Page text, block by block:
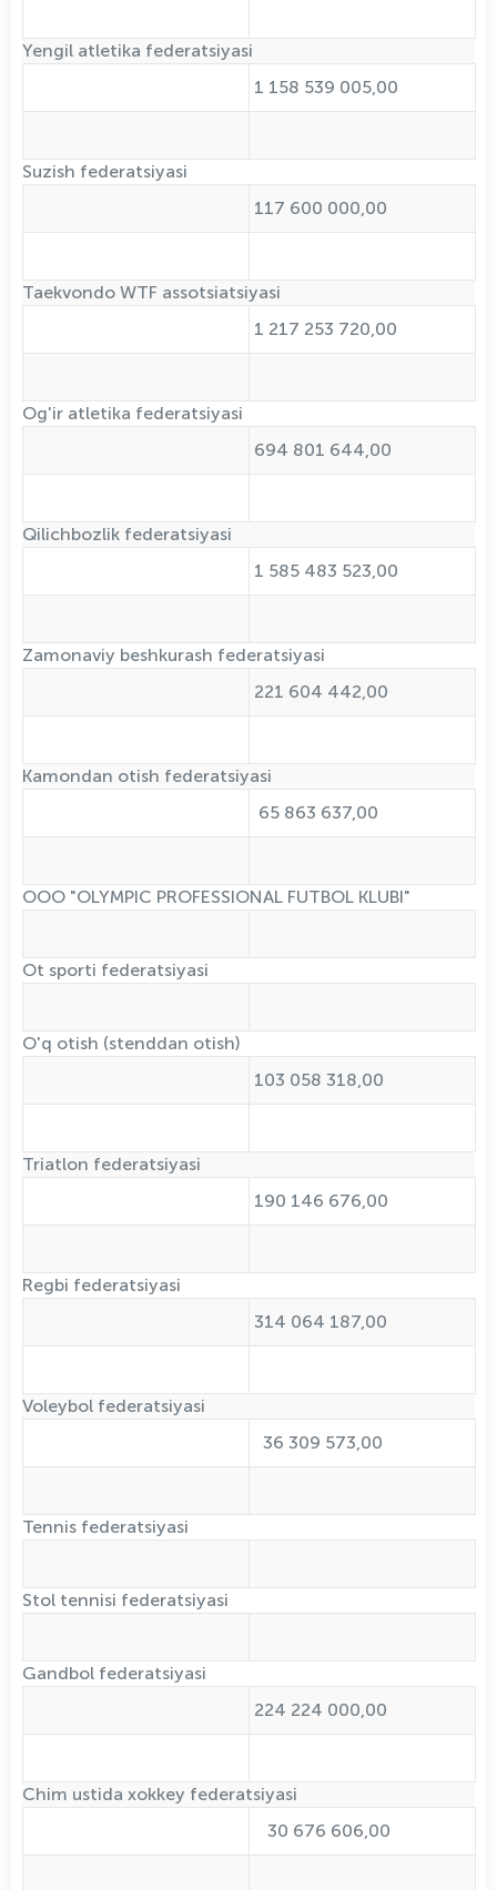
Yengil atletika federatsiyasi
1 158 539 005,00
Suzish federatsiyasi
117 600 000,00
Taekvondo WTF assotsiatsiyasi
1 217 253 720,00
Og'ir atletika federatsiyasi
694 801 644,00
Qilichbozlik federatsiyasi
1 585 483 523,00
Zamonaviy beshkurash federatsiyasi
221 604 442,00
Kamondan otish federatsiyasi
65 863 637,00
ООО "OLYMPIC PROFESSIONAL FUTBOL KLUBI"
Ot sporti federatsiyasi
O'q otish (stenddan otish)
103 058 318,00
Triatlon federatsiyasi
190 146 676,00
Regbi federatsiyasi
314 064 187,00
Voleybol federatsiyasi
36 309 573,00
Tennis federatsiyasi
Stol tennisi federatsiyasi
Gandbol federatsiyasi
224 224 000,00
Chim ustida xokkey federatsiyasi
30 676 606,00